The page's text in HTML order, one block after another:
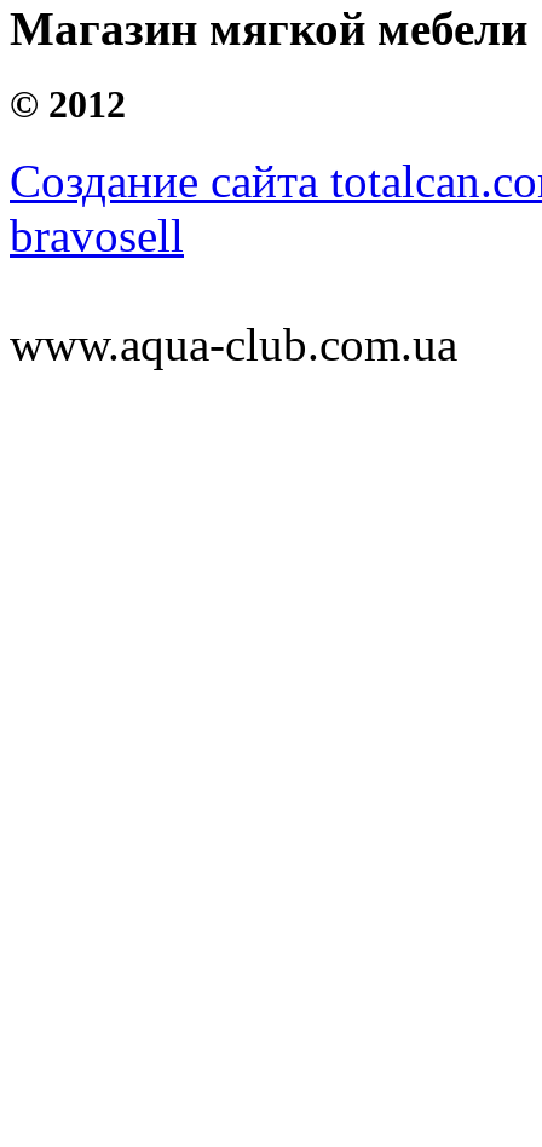
Магазин мягкой мебели
© 2012
Создание сайта
bravosell
www.aqua-club.com.ua